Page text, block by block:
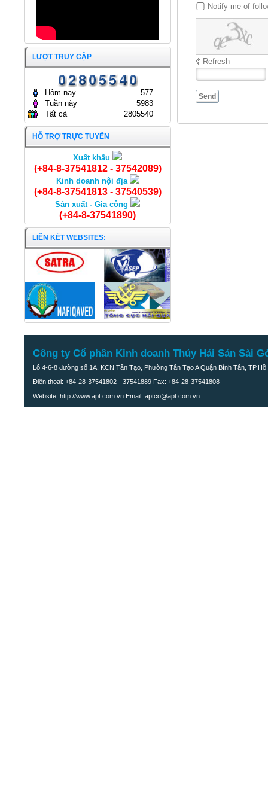
Notify me of
Refresh
Send
Khô cá đù mè
GÒN.
25/04/2025
ĐẠI HỘI ĐỒNG CỔ ĐÔNG
THƯỜNG NIÊN NĂM 2024
DOANH THỦY HẢI SẢN SÀI
GÒN
24/04/2024
LƯỢT TRUY CẬP
Hôm nay
577
Tuần này
5983
Tất cả
2805540
HỖ TRỢ TRỰC TUYẾN
Xuất khẩu
(+84-8-37541812 - 37542089)
Kinh doanh nội địa
(+84-8-37541813 - 37540539)
Sản xuất - Gia công
(+84-8-37541890)
LIÊN KẾT WEBSITES:
Công ty Cổ phần Kinh doanh Thủy Hải Sản Sài
Lô 4-6-8 đường số 1A, KCN Tân Tạo, Phường Tân Tạo A Quận Bình Tân, TP.Hồ
Điện thoại: +84-28-37541802 - 37541889 Fax: +84-28-37541808
Website: http://www.apt.com.vn Email: aptco@apt.com.vn